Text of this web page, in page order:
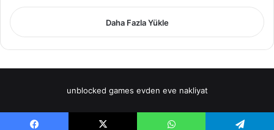
Daha Fazla Yükle
unblocked games evden eve nakliyat